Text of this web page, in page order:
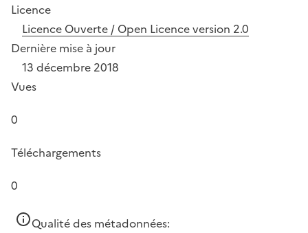
Licence
Licence Ouverte / Open Licence version 2.0
Dernière mise à jour
13 décembre 2018
Vues
0
Téléchargements
0
Qualité des métadonnées: